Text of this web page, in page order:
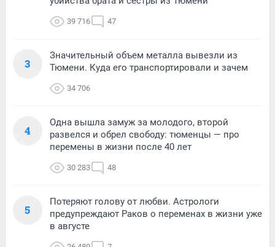
39 716 47
3
Значительный объем металла вывезли из
Тюмени. Куда его транспортировали и зачем
34 706
4
Одна вышла замуж за молодого, второй
развелся и обрел свободу: тюменцы — про
перемены в жизни после 40 лет
30 283 48
5
Потеряют голову от любви. Астрологи
предупреждают Раков о переменах в жизни уже
в августе